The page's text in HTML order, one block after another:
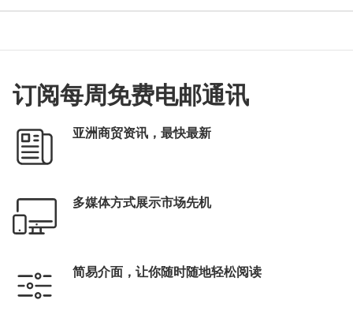
亚洲金融论坛
AFF
InnoVenture
FintechHK
订阅每周免费电邮通讯
亚洲商贸资讯，最快最新
多媒体方式展示市场先机
简易介面，让你随时随地轻松阅读